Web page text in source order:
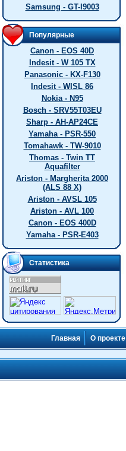
Samsung - GT-I9003
Популярные
Canon - EOS 40D
Indesit - W 105 TX
Panasonic - KX-F130
Indesit - WISL 86
Nokia - N95
Bosch - SRV55T03EU
Sharp - AH-AP24CE
Yamaha - PSR-550
Tomahawk - TW-9010
Thomas - Twin TT
Aquafilter
Ariston - Margherita 2000
(ALS 88 X)
Ariston - AVSL 105
Ariston - AVL 100
Canon - EOS 400D
Yamaha - PSR-E403
Статистика
Главная О проекте